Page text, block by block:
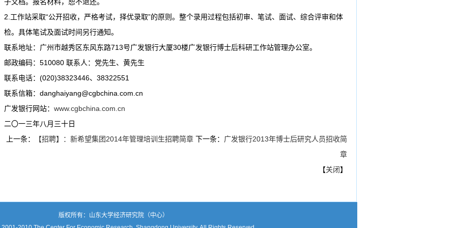
2.工作站采取“公开招收，严格考试，择优录取”的原则。整个录用过程包括初审、笔试、面试、综合评审和体
检。具体笔试及面试时间另行通知。
联系地址：广州市越秀区东风东路713号广发银行大厦30楼广发银行博士后科研工作站管理办公室。
邮政编码：510080 联系人：党先生、黄先生
联系电话：(020)38323446、38322551
联系信箱：danghaiyang@cgbchina.com.cn
广发银行网站： www.cgbchina.com.cn
二〇一三年八月三十日
上一条：
【招聘】：新希望集团2014年管理培训生招聘简章 下一条： 广发银行2013年博士后研究人员招收简
章
【关闭】
版权所有：山东大学经济研究院（中心）